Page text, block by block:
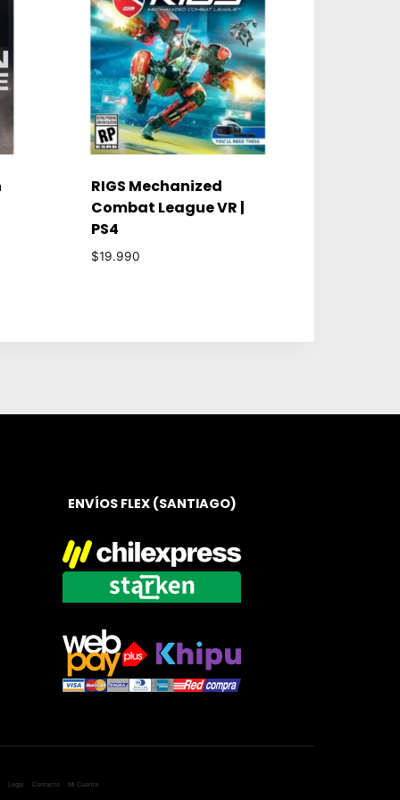
RIGS Mechanized
Combat League VR |
PS4
$19.990
ENVÍOS FLEX (SANTIAGO)
Legal Contacto Mi Cuenta